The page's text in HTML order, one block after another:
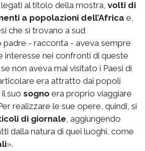
al titolo della mostra, volti di
a popolazioni dell’Africa e,
che si trovano a sud
padre - racconta - aveva sempre
interesse nei confronti di queste
non aveva mai visitato i Paesi di
era attratto dai popoli
il suo sogno era proprio viaggiare
realizzare le sue opere, quindi, si
di giornale , aggiungendo
dalla natura di quei luoghi, come
».